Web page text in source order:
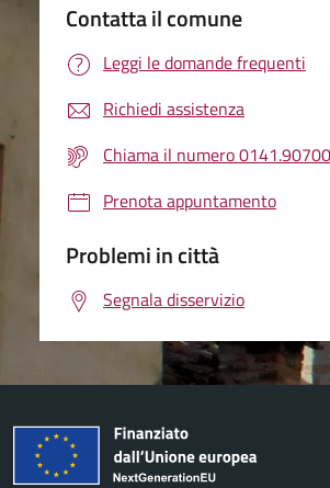
Contatta il comune
Leggi le domande frequenti
Richiedi assistenza
Chiama il numero
Prenota appuntamento
Problemi in città
Segnala disservizio